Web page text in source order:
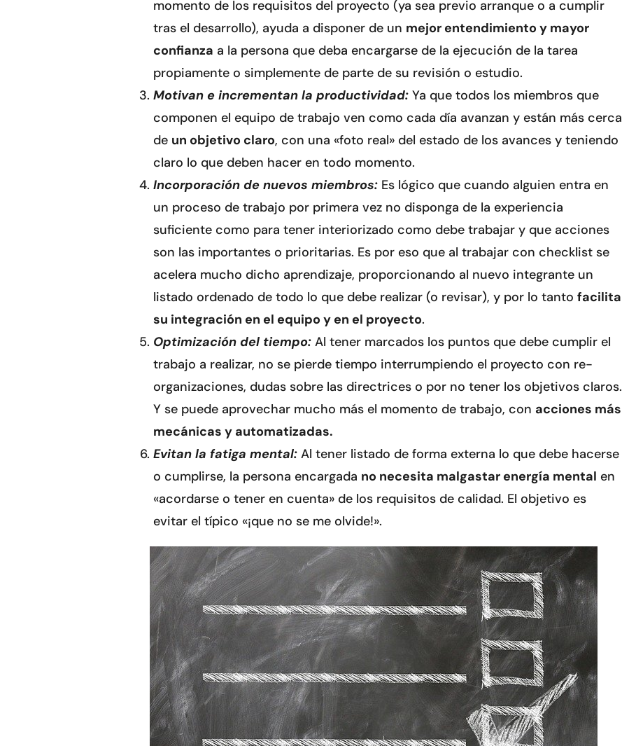
momento de los requisitos del proyecto (ya sea previo arranque o a cumplir
tras el desarrollo), ayuda a disponer de un mejor entendimiento y mayor
confianza a la persona que deba encargarse de la ejecución de la tarea
propiamente o simplemente de parte de su revisión o estudio.
Motivan e incrementan la productividad: Ya que todos los miembros que
componen el equipo de trabajo ven como cada día avanzan y están más cerca
de un objetivo claro, con una «foto real» del estado de los avances y teniendo
claro lo que deben hacer en todo momento.
Incorporación de nuevos miembros: Es lógico que cuando alguien entra en
un proceso de trabajo por primera vez no disponga de la experiencia
suficiente como para tener interiorizado como debe trabajar y que acciones
son las importantes o prioritarias. Es por eso que al trabajar con checklist se
acelera mucho dicho aprendizaje, proporcionando al nuevo integrante un
listado ordenado de todo lo que debe realizar (o revisar), y por lo tantofacilita
su integración en el equipo y en el proyecto.
Optimización del tiempo: Al tener marcados los puntos que debe cumplir el
trabajo a realizar, no se pierde tiempo interrumpiendo el proyecto con re-
organizaciones, dudas sobre las directrices o por no tener los objetivos claros.
Y se puede aprovechar mucho más el momento de trabajo, con acciones más
mecánicas y automatizadas.
Evitan la fatiga mental: Al tener listado de forma externa lo que debe hacerse
o cumplirse, la persona encargada no necesita malgastar energía mental en
«acordarse o tener en cuenta» de los requisitos de calidad. El objetivo es
evitar el típico «¡que no se me olvide!».